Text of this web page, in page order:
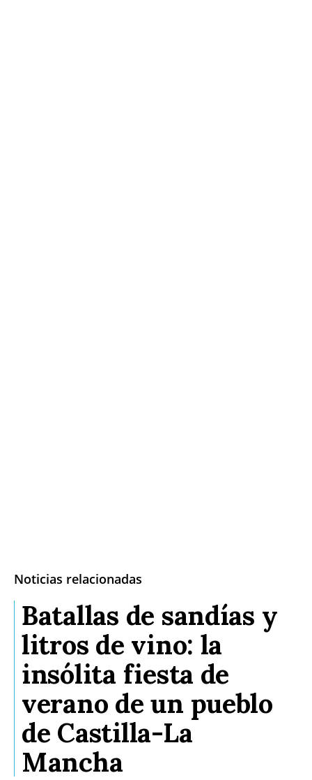
Noticias relacionadas
Batallas de sandías y
litros de vino: la
insólita fiesta de
verano de un pueblo
de Castilla-La
Mancha